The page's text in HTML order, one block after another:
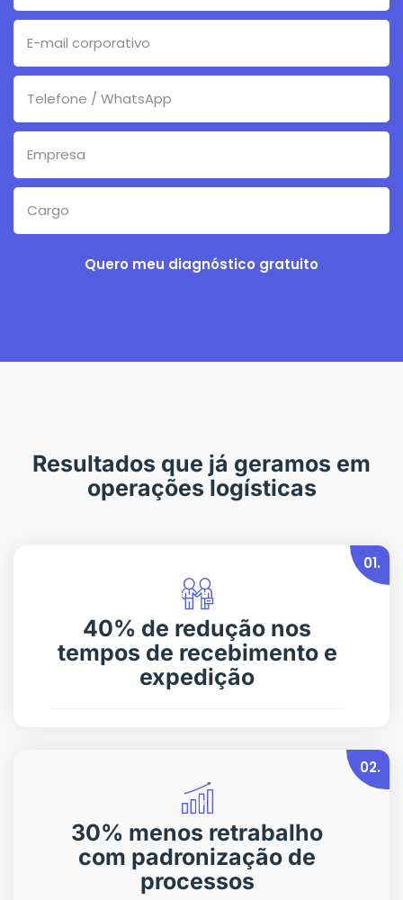
Quero meu diagnóstico gratuito
Resultados que já geramos em
operações logísticas
01.
40% de redução nos
tempos de recebimento e
expedição
02.
30% menos retrabalho
com padronização de
processos